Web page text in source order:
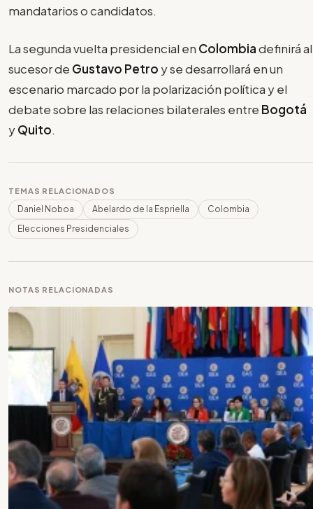
mandatarios o candidatos.
La segunda vuelta presidencial en Colombiadefinirá al
sucesor de Gustavo Petro y se desarrollará en un
escenario marcado por la polarización política y el
debate sobre las relaciones bilaterales entre Bogotá
yQuito.
TEMAS RELACIONADOS
Daniel Noboa Abelardo de la Espriella
Colombia
Elecciones Presidenciales
NOTAS RELACIONADAS